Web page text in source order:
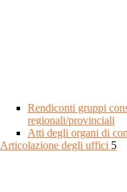
Rendiconti gruppi
regionali/provinciali
Atti degli organi di
Articolazione degli uffici 5